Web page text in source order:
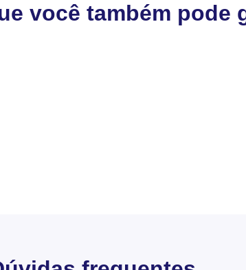
você também pode